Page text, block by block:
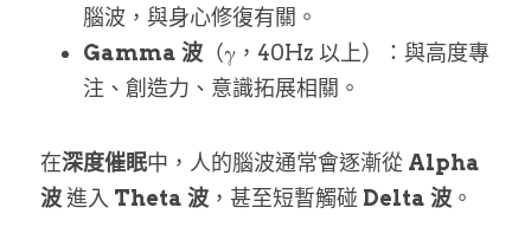
腦波，與身心修復有關。
Gamma 波 （γ，40Hz 以上）：與高度專
注、創造力、意識拓展相關。
在深度催眠中，人的腦波通常會逐漸從 Alpha
波 進入 Theta 波 ，甚至短暫觸碰 Delta 波 。